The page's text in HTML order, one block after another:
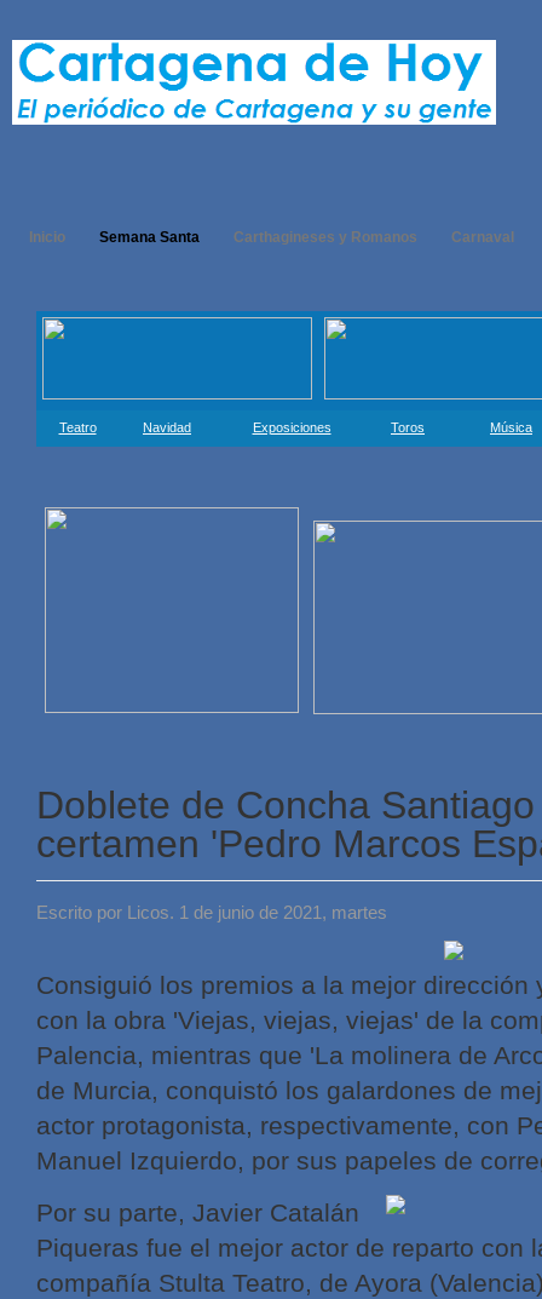
Inicio Semana Santa Carthagineses y Romanos Carnaval
Teatro Navidad Exposiciones Toros Música
Doblete de Concha
certamen 'Pedro Marcos
Escrito por Licos. 1 de junio de 2021, martes
Consiguió los premios a la mejor dirección
con la obra 'Viejas, viejas, viejas' de la
Palencia, mientras que 'La molinera de
de Murcia, conquistó los galardones de
actor protagonista, respectivamente, con
Manuel Izquierdo, por sus papeles de
Por su parte, Javier Catalán
Piqueras fue el mejor actor de reparto con
compañía Stulta Teatro, de Ayora